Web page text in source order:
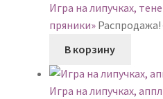
Игра на липучках,
пряники» Распродажа!
В корзину
Игра на липучках,